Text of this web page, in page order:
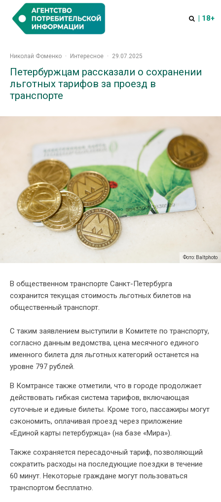
| 18+
Николай Фоменко · Интересное · 29.07.2025
Петербуржцам рассказали о сохранении
льготных тарифов за проезд в
транспорте
Фото: Baltphoto
В общественном транспорте Санкт-Петербурга
сохранится текущая стоимость льготных билетов на
общественный транспорт.
С таким заявлением выступили в Комитете по транспорту,
согласно данным ведомства, цена месячного единого
именного билета для льготных категорий останется на
уровне 797 рублей.
В Комтрансе также отметили, что в городе продолжает
действовать гибкая система тарифов, включающая
суточные и единые билеты. Кроме того, пассажиры могут
сэкономить, оплачивая проезд через приложение
«Единой карты петербуржца» (на базе «Мира»).
Также сохраняется пересадочный тариф, позволяющий
сократить расходы на последующие поездки в течение
60 минут. Некоторые граждане могут пользоваться
транспортом бесплатно.